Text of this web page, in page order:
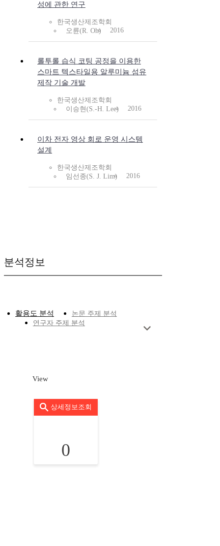
성에 관한 연구
한국생산제조학회
오륜(R. Oh)
2016
롤투롤 습식 코팅 공정을 이용한
스마트 텍스타일용 알루미늄 섬유
제작 기술 개발
한국생산제조학회
이승현(S.-H. Lee)
2016
이차 전자 영상 회로 운영 시스템
설계
한국생산제조학회
임선종(S. J. Lim)
2016
분석정보
활용도 분석
논문 주제 분석
연구자 주제 분석
View
상세정보조회
0